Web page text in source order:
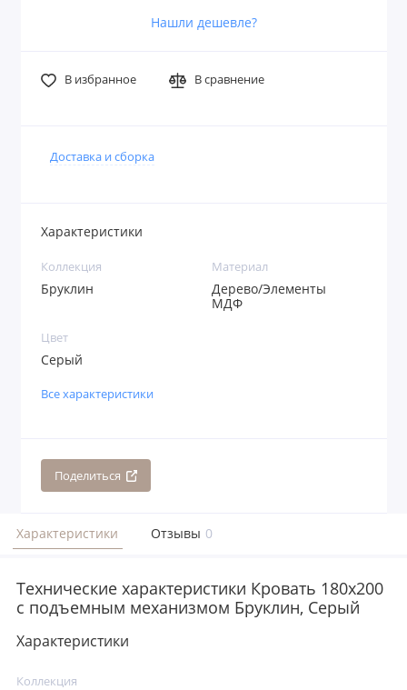
Нашли дешевле?
В избранное В сравнение
Доставка и сборка
Характеристики
Коллекция
Бруклин
Материал
Дерево/Элементы
МДФ
Цвет
Серый
Все характеристики
Поделиться
Характеристики Отзывы 0
Технические характеристики Кровать 180x200
с подъемным механизмом Бруклин, Серый
Характеристики
Коллекция